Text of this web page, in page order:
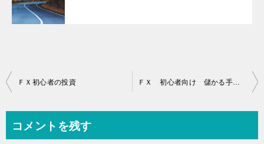
投
ビ
ＦＸ初心者の投資 ＦＸ 初心者向け 儲かる手法の検証
コメントを残す